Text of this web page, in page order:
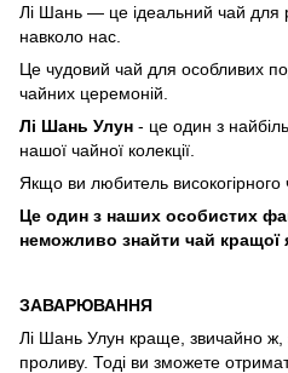
Лі Шань — це ідеальний чай для
навколо нас.
Це чудовий чай для особливих
чайних церемоній.
Лі Шань Улун - це один з
нашої чайної колекції.
Якщо ви любитель
Це один з наших особистих
неможливо знайти чай кращої
ЗАВАРЮВАННЯ
Лі Шань Улун краще, звичайно
проливу. Тоді ви зможете